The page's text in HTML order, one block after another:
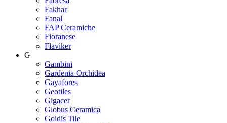
Fakhar
Fanal
FAP Ceramiche
Fioranese
Flaviker
G
Gambini
Gardenia Orchidea
Gayafores
Geotiles
Gigacer
Globus Ceramica
Goldis Tile